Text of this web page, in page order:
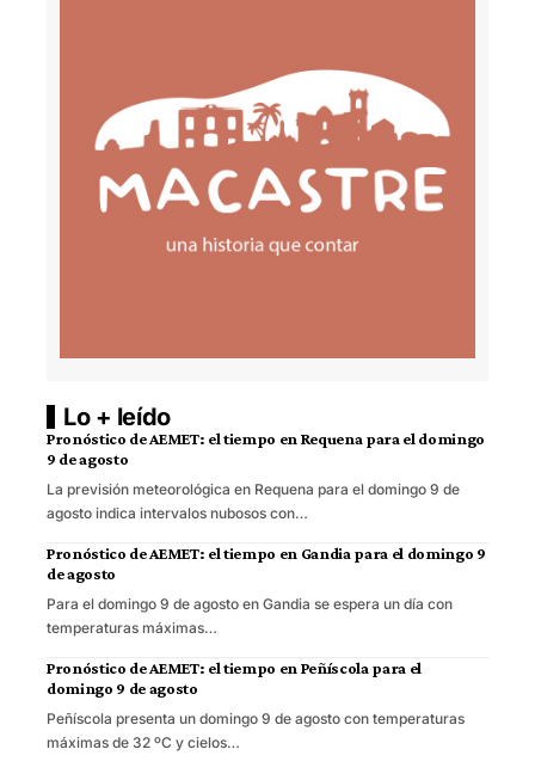
Lo + leído
Pronóstico de AEMET: el tiempo en Requena para el domingo
9 de agosto
La previsión meteorológica en Requena para el domingo 9 de
agosto indica intervalos nubosos con…
Pronóstico de AEMET: el tiempo en Gandia para el domingo 9
de agosto
Para el domingo 9 de agosto en Gandia se espera un día con
temperaturas máximas…
Pronóstico de AEMET: el tiempo en Peñíscola para el
domingo 9 de agosto
Peñíscola presenta un domingo 9 de agosto con temperaturas
máximas de 32 ºC y cielos…